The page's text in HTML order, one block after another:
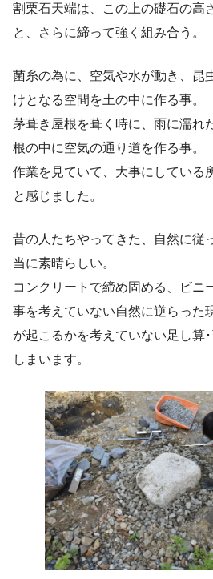
割栗石天端は、この上の礎石の高
と、さらに締って強く組み合う。
菌糸の為に、空気や水が動き、昆
けとなる空間を土の中に作る事。
茅葺き屋根を葺く時に、雨に濡れ
根の中に空気の通り道を作る事。
作業を見ていて、大事にしている
と感じました。
昔の人たちやってきた、自然に従
当に素晴らしい。
コンクリートで締め固める、ビニ
事を考えていない自然に逆らった
が起こるかを考えていない足し算
しまいます。